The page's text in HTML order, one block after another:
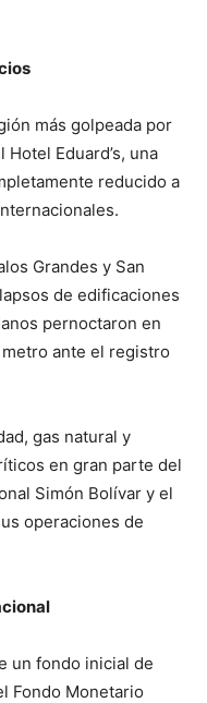
más golpeada por
Eduard’s, una
reducido a
Grandes y San
de edificaciones
pernoctaron en
ante el registro
gas natural y
en gran parte del
Simón Bolívar y el
operaciones de
un fondo inicial de
Fondo Monetario